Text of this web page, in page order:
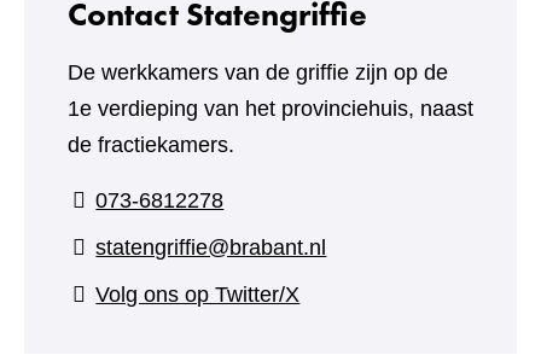
Contact Statengriffie
De werkkamers van de griffie zijn op de
1e verdieping van het provinciehuis, naast
de fractiekamers.
073-6812278
statengriffie@brabant.nl
Volg ons op Twitter/X